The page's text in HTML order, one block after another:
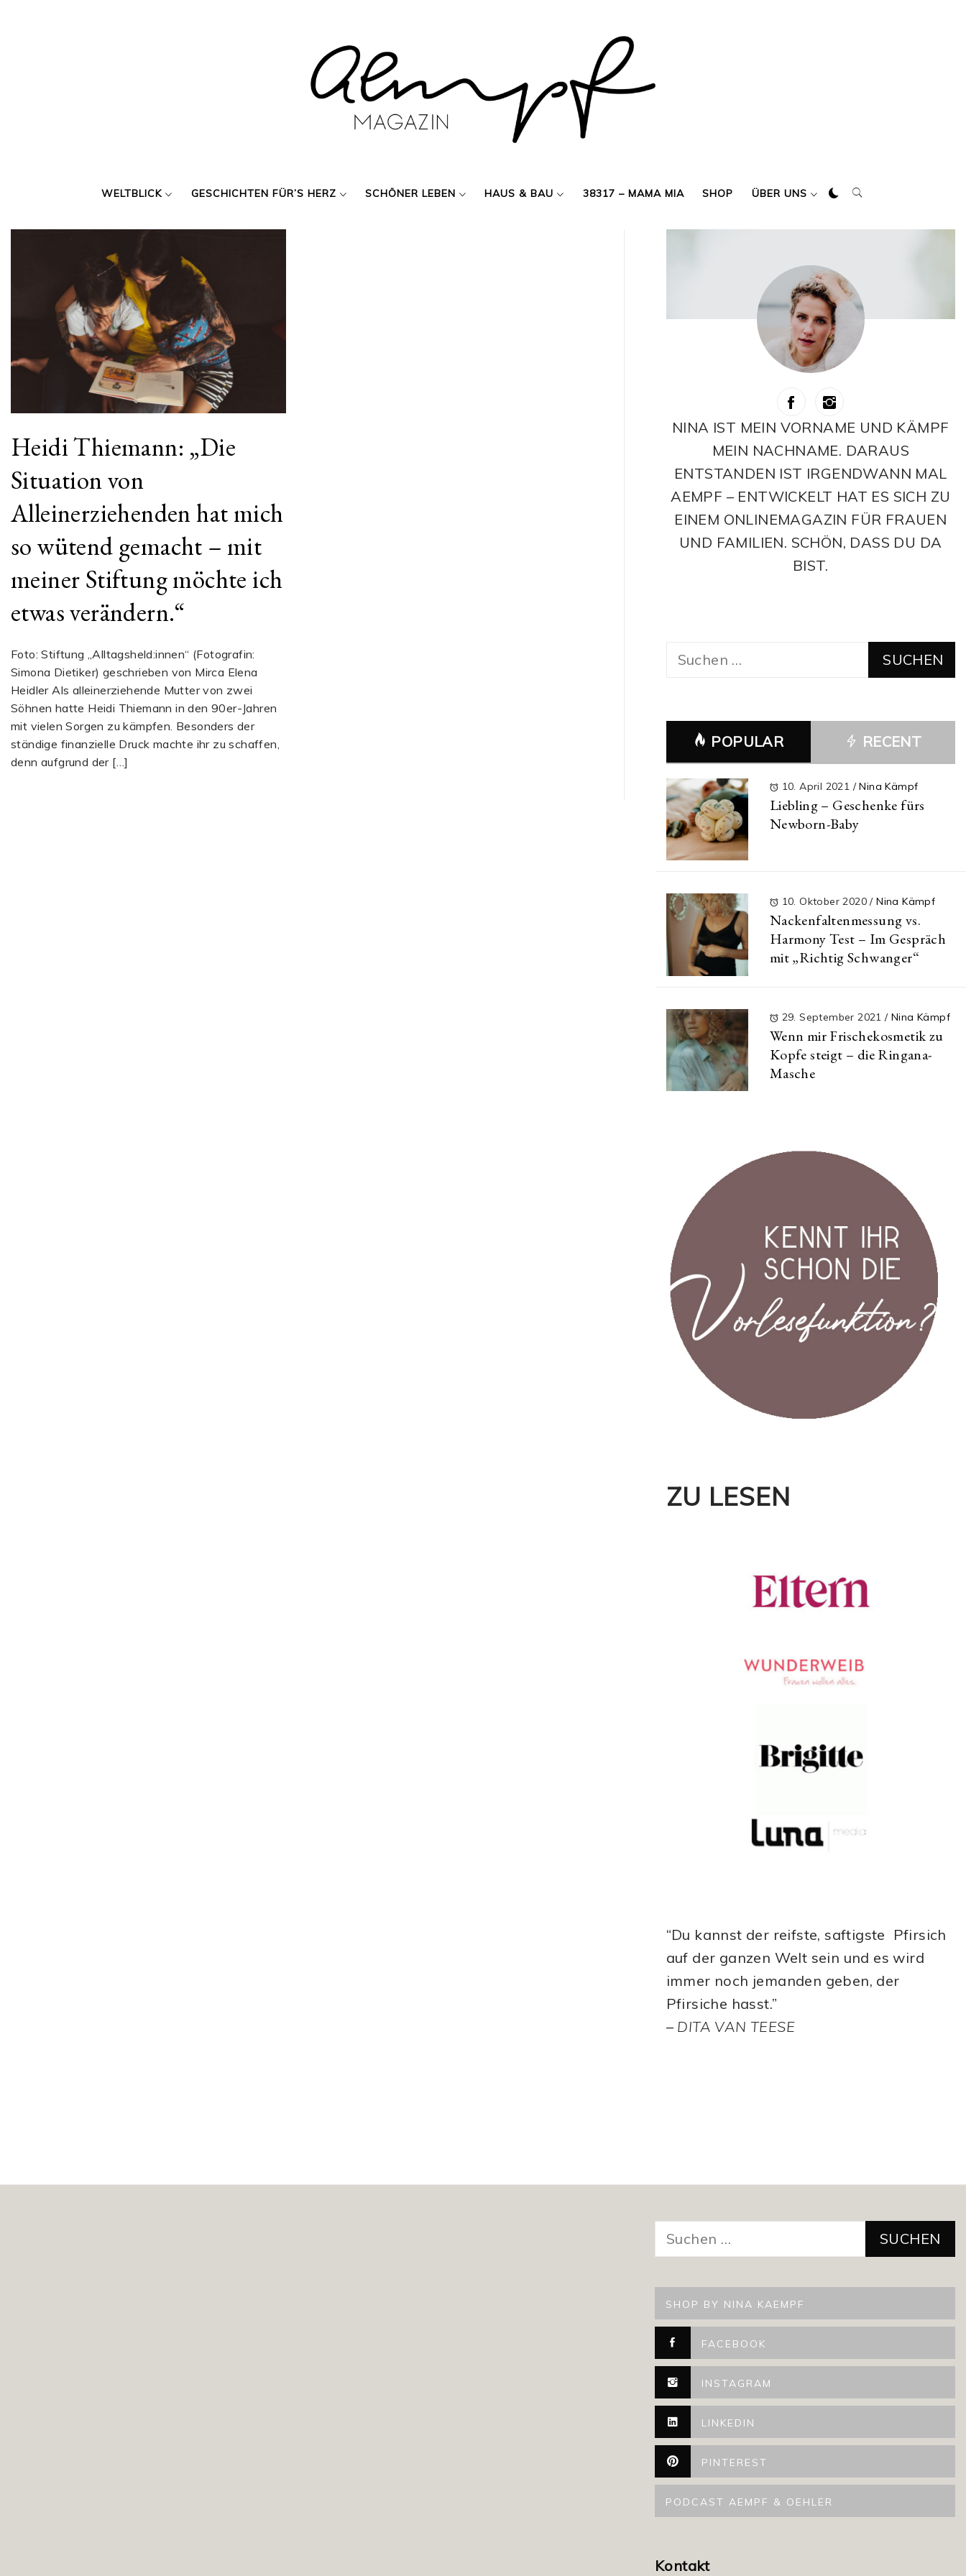
WELTBLICK GESCHICHTEN FÜR’S HERZ SCHÖNER LEBEN HAUS & BAU 38317 – MAMA MIA SHOP ÜBER UNS
Heidi Thiemann: „Die
Situation von
Alleinerziehenden hat mich
so wütend gemacht – mit
meiner Stiftung möchte ich
etwas verändern.“
Foto: Stiftung „Alltagsheld:innen“ (Fotografin:
Simona Dietiker) geschrieben von Mirca Elena
Heidler Als alleinerziehende Mutter von zwei
Söhnen hatte Heidi Thiemann in den 90er-Jahren
mit vielen Sorgen zu kämpfen. Besonders der
ständige finanzielle Druck machte ihr zu schaffen,
denn aufgrund der […]
NINA IST MEIN VORNAME UND KÄMPF
MEIN NACHNAME. DARAUS
ENTSTANDEN IST IRGENDWANN MAL
AEMPF – ENTWICKELT HAT ES SICH ZU
EINEM ONLINEMAGAZIN FÜR FRAUEN
UND FAMILIEN. SCHÖN, DASS DU DA
BIST.
Suchen
POPULAR RECENT
10. April 2021 / Nina Kämpf
Liebling – Geschenke fürs
Newborn-Baby
10. Oktober 2020/ Nina Kämpf
Nackenfaltenmessung vs.
Harmony Test – Im Gespräch
mit „Richtig Schwanger“
29. September 2021/ Nina Kämpf
Wenn mir Frischekosmetik zu
Kopfe steigt – die Ringana-
Masche
ZU LESEN
“Du kannst der reifste, saftigste Pfirsich
auf der ganzen Welt sein und es wird
immer noch jemanden geben, der
Pfirsiche hasst.”
– DITA VAN TEESE
nach:
SHOP BY NINA KAEMPF
FACEBOOK
INSTAGRAM
LINKEDIN
PINTEREST
PODCAST AEMPF & OEHLER
Kontakt